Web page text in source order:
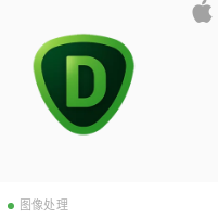
图像处理